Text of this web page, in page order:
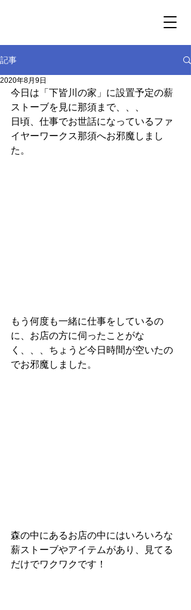
記事
2020年8月9日
今日は「下皆川の家」に設置予定の薪
ストーブを見に那須まで、、、
日頃、仕事でお世話になっているファ
イヤーワークス那須へお邪魔しまし
た。
もう何度も一緒に仕事をしているの
に、お店の方に伺ったことがな
く、、、ちょうど今日時間が空いたの
でお邪魔しました。
森の中にあるお店の中にはいろいろな
薪ストーブやアイテムがあり、見てる
だけでワクワクです！